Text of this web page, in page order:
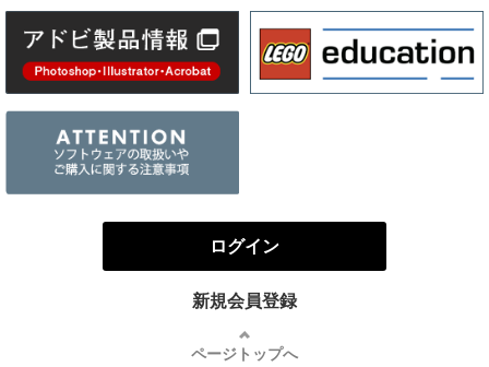
ログイン
新規会員登録
ページトップへ